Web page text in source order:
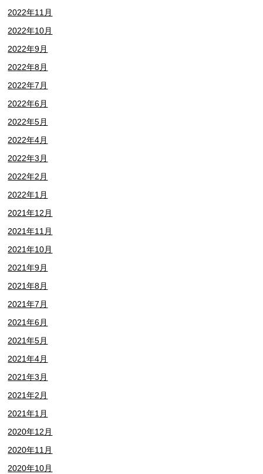
2022年11月
2022年10月
2022年9月
2022年8月
2022年7月
2022年6月
2022年5月
2022年4月
2022年3月
2022年2月
2022年1月
2021年12月
2021年11月
2021年10月
2021年9月
2021年8月
2021年7月
2021年6月
2021年5月
2021年4月
2021年3月
2021年2月
2021年1月
2020年12月
2020年11月
2020年10月